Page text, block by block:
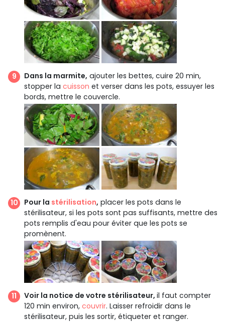
Dans la marmite, ajouter les bettes, cuire 20 min,
stopper la cuisson et verser dans les pots, essuyer les
bords, mettre le couvercle.
Pour la stérilisation, placer les pots dans le
stérilisateur, si les pots sont pas suffisants, mettre des
pots remplis d'eau pour éviter que les pots se
promènent.
Voir la notice de votre stérilisateur, il faut compter
120 min environ, couvrir. Laisser refroidir dans le
stérilisateur, puis les sortir, étiqueter et ranger.